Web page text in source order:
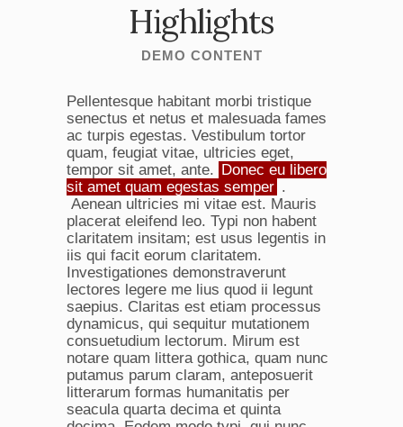
Highlights
DEMO CONTENT
Pellentesque habitant morbi tristique
senectus et netus et malesuada fames
ac turpis egestas. Vestibulum tortor
quam, feugiat vitae, ultricies eget,
tempor sit amet, ante. Donec eu libero
sit amet quam egestas semper .
Aenean ultricies mi vitae est. Mauris
placerat eleifend leo. Typi non habent
claritatem insitam; est usus legentis in
iis qui facit eorum claritatem.
Investigationes demonstraverunt
lectores legere me lius quod ii legunt
saepius. Claritas est etiam processus
dynamicus, qui sequitur mutationem
consuetudium lectorum. Mirum est
notare quam littera gothica, quam nunc
putamus parum claram, anteposuerit
litterarum formas humanitatis per
seacula quarta decima et quinta